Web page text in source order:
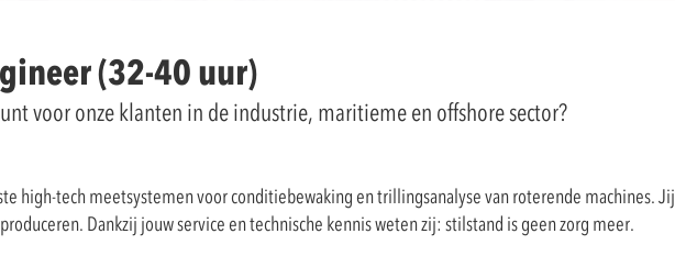
(32-40 uur)
voor onze klanten in de industrie, maritieme en offshore sector?
high-tech meetsystemen voor conditiebewaking en trillingsanalyse van roterende machines. Jij
Dankzij jouw service en technische kennis weten zij: stilstand is geen zorg meer.